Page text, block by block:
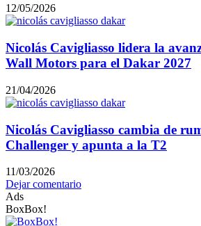
12/05/2026
Nicolás Cavigliasso lidera la
Wall Motors para el Dakar 2027
21/04/2026
Nicolás Cavigliasso cambia de
Challenger y apunta a la T2
11/03/2026
Dejar comentario
Ads
BoxBox!